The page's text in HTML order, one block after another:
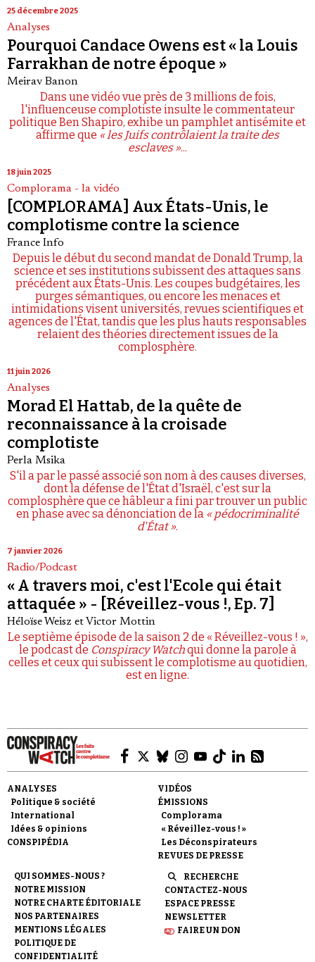
25 décembre 2025
Analyses
Pourquoi Candace Owens est « la Louis
Farrakhan de notre époque »
Meirav Banon
Dans une vidéo vue près de 3 millions de fois,
l'influenceuse complotiste insulte le commentateur
politique Ben Shapiro, exhibe un pamphlet antisémite et
affirme que « les Juifs contrôlaient la traite des
esclaves »...
18 juin 2025
Complorama - la vidéo
[COMPLORAMA] Aux États-Unis, le
complotisme contre la science
France Info
Depuis le début du second mandat de Donald Trump, la
science et ses institutions subissent des attaques sans
précédent aux États-Unis. Les coupes budgétaires, les
purges sémantiques, ou encore les menaces et
intimidations visent universités, revues scientifiques et
agences de l'État, tandis que les plus hauts responsables
relaient des théories directement issues de la
complosphère.
11 juin 2026
Analyses
Morad El Hattab, de la quête de
reconnaissance à la croisade
complotiste
Perla Msika
S'il a par le passé associé son nom à des causes diverses,
dont la défense de l'État d'Israël, c'est sur la
complosphère que ce hâbleur a fini par trouver un public
en phase avec sa dénonciation de la « pédocriminalité
d'État ».
7 janvier 2026
Radio/Podcast
« A travers moi, c'est l'Ecole qui était
attaquée » - [Réveillez-vous !, Ep. 7]
Héloïse Weisz et Victor Mottin
Le septième épisode de la saison 2 de « Réveillez-vous ! »,
le podcast de Conspiracy Watchqui donne la parole à
celles et ceux qui subissent le complotisme au quotidien,
est en ligne.
ANALYSES
Politique & société
International
Idées & opinions
CONSPIPÉDIA
VIDÉOS
ÉMISSIONS
Complorama
« Réveillez-vous ! »
Les Déconspirateurs
REVUES DE PRESSE
QUI SOMMES-NOUS ?
NOTRE MISSION
NOTRE CHARTE ÉDITORIALE
NOS PARTENAIRES
MENTIONS LÉGALES
POLITIQUE DE
CONFIDENTIALITÉ
RECHERCHE
CONTACTEZ-NOUS
ESPACE PRESSE
NEWSLETTER
FAIRE UN DON